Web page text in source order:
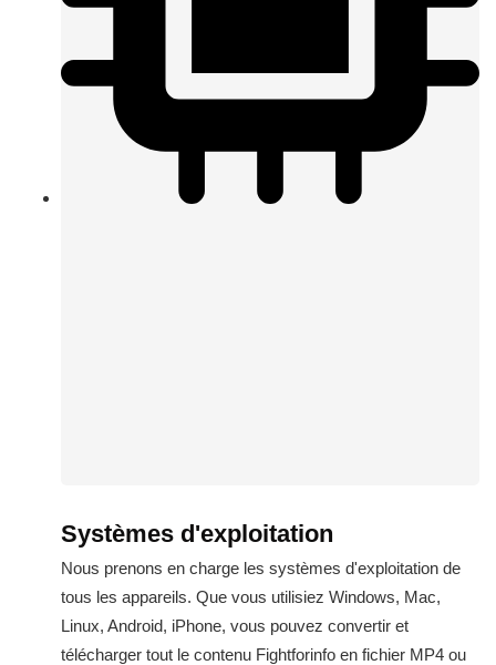
Systèmes d'exploitation
Nous prenons en charge les systèmes d'exploitation de
tous les appareils. Que vous utilisiez Windows, Mac,
Linux, Android, iPhone, vous pouvez convertir et
télécharger tout le contenu Fightforinfo en fichier MP4 ou